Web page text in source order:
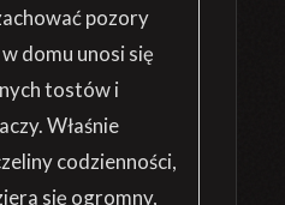
pozory
domu unosi się
tostów i
Właśnie
codzienności,
się ogromny,